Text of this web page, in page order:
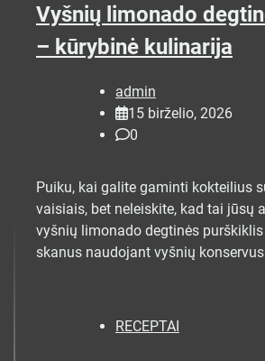
Vyšnių limonado
– kūrybinė kulinarija
admin
15 birželio, 2026
0
Puiku, kai galite gaminti kokteilius
vaisiais, bet neleiskite, kad tai jūsų
vyšnių limonado degtinės
skanus naudojant vyšnių
RECEPTAI